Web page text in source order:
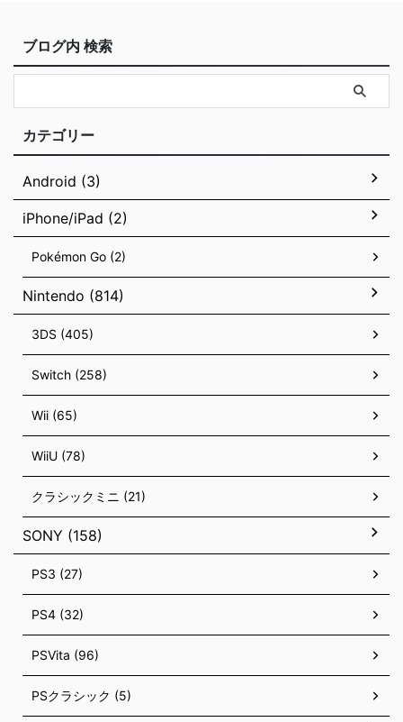
ブログ内 検索
カテゴリー
Android (3)
iPhone/iPad (2)
Pokémon Go (2)
Nintendo (814)
3DS (405)
Switch (258)
Wii (65)
WiiU (78)
クラシックミニ (21)
SONY (158)
PS3 (27)
PS4 (32)
PSVita (96)
PSクラシック (5)